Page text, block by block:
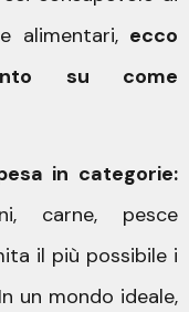
alimentari, ecco
su come
in categorie:
carne, pesce
il più possibile i
un mondo ideale,